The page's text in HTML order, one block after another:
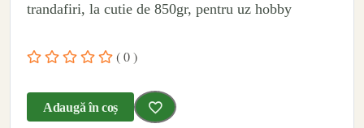
trandafiri, la cutie de 850gr, pentru uz hobby
( 0 )
Adaugă în coș